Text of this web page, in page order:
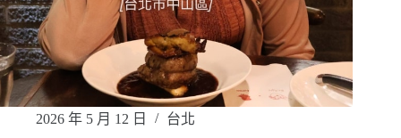
2026 年 5 月 12 日 台北